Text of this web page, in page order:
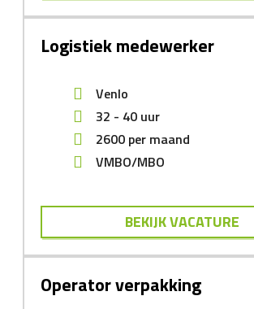
Logistiek medewerker
Venlo
32 - 40 uur
2600 per maand
VMBO/MBO
BEKIJK VACATURE
Operator verpakking